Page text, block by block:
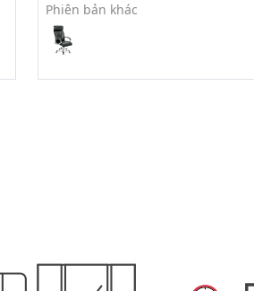
Phiên bản khác